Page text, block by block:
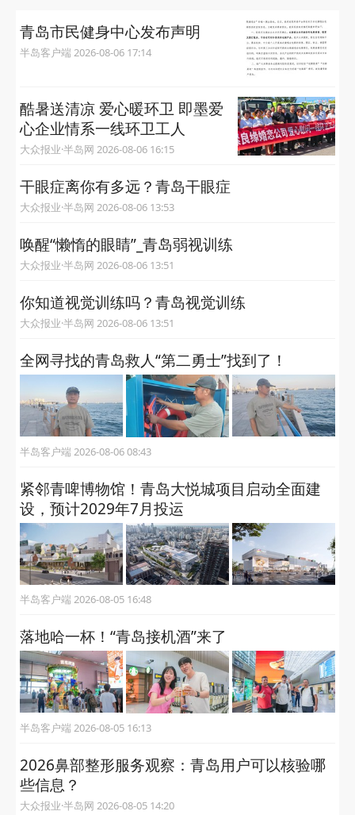
青岛市民健身中心发布声明
半岛客户端 2026-08-06 17:14
酷暑送清凉 爱心暖环卫 即墨爱
心企业情系一线环卫工人
大众报业·半岛网 2026-08-06 16:15
干眼症离你有多远？青岛干眼症
大众报业·半岛网 2026-08-06 13:53
唤醒“懒惰的眼睛”_青岛弱视训练
大众报业·半岛网 2026-08-06 13:51
你知道视觉训练吗？青岛视觉训练
大众报业·半岛网 2026-08-06 13:51
全网寻找的青岛救人“第二勇士”找到了！
半岛客户端 2026-08-06 08:43
紧邻青啤博物馆！青岛大悦城项目启动全面建
设，预计2029年7月投运
半岛客户端 2026-08-05 16:48
落地哈一杯！“青岛接机酒”来了
半岛客户端 2026-08-05 16:13
2026鼻部整形服务观察：青岛用户可以核验哪
些信息？
大众报业·半岛网 2026-08-05 14:20